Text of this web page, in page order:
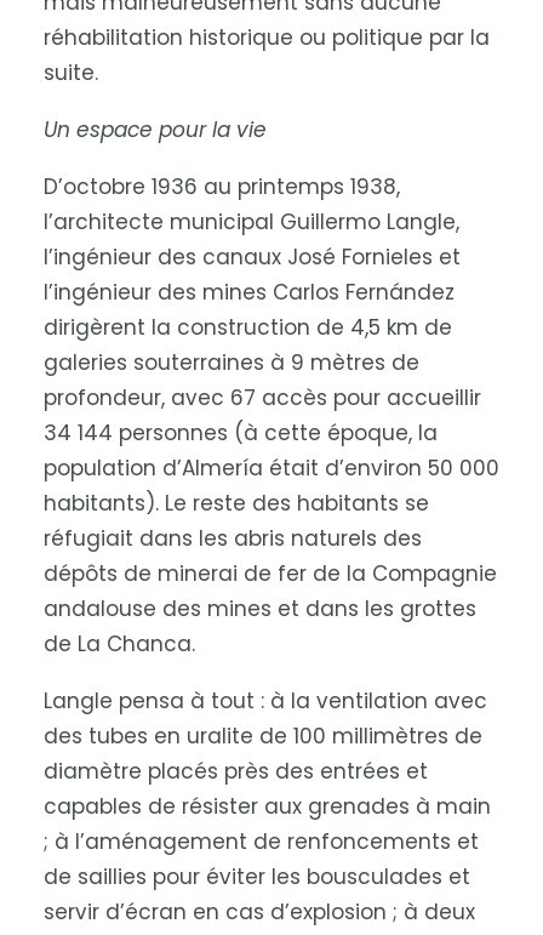
réhabilitation historique ou politique par la
suite.
Un espace pour la vie
D’octobre 1936 au printemps 1938,
l’architecte municipal Guillermo Langle,
l’ingénieur des canaux José Fornieles et
l’ingénieur des mines Carlos Fernández
dirigèrent la construction de 4,5 km de
galeries souterraines à 9 mètres de
profondeur, avec 67 accès pour accueillir
34 144 personnes (à cette époque, la
population d’Almería était d’environ 50 000
habitants). Le reste des habitants se
réfugiait dans les abris naturels des
dépôts de minerai de fer de la Compagnie
andalouse des mines et dans les grottes
de La Chanca.
Langle pensa à tout : à la ventilation avec
des tubes en uralite de 100 millimètres de
diamètre placés près des entrées et
capables de résister aux grenades à main
; à l’aménagement de renfoncements et
de saillies pour éviter les bousculades et
servir d’écran en cas d’explosion ; à deux